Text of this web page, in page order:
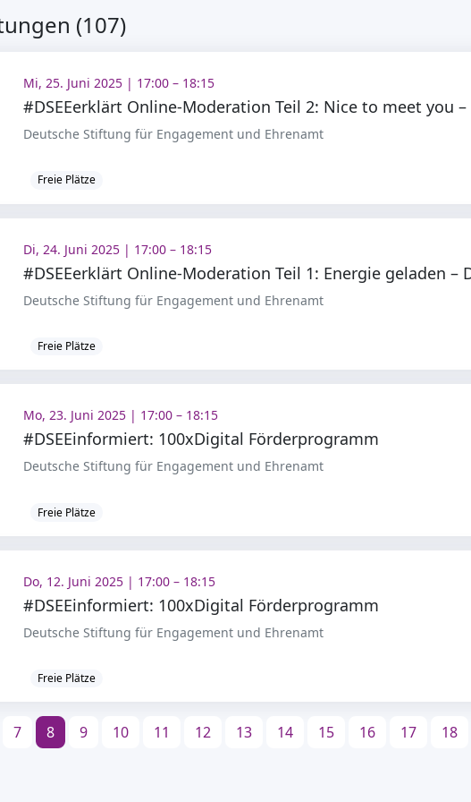
(107)
Mi, 25. Juni 2025 | 17:00 – 18:15
Deutsche Stiftung für Engagement und Ehrenamt
Freie Plätze
Di, 24. Juni 2025 | 17:00 – 18:15
Deutsche Stiftung für Engagement und Ehrenamt
Freie Plätze
Mo, 23. Juni 2025 | 17:00 – 18:15
#DSEEinformiert: 100xDigital Förderprogramm
Deutsche Stiftung für Engagement und Ehrenamt
Freie Plätze
Do, 12. Juni 2025 | 17:00 – 18:15
#DSEEinformiert: 100xDigital Förderprogramm
Deutsche Stiftung für Engagement und Ehrenamt
Freie Plätze
7 8 9 10 11 12 13 14 15 16 17 18